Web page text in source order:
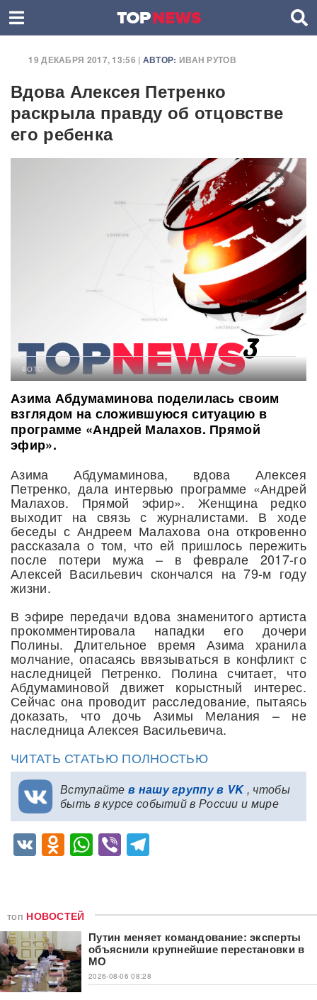
19 ДЕКАБРЯ 2017, 13:56 | АВТОР: ИВАН РУТОВ
Вдова Алексея Петренко
раскрыла правду об отцовстве
его ребенка
ФОТО:
Азима Абдумаминова поделилась своим
взглядом на сложившуюся ситуацию в
программе «Андрей Малахов. Прямой
эфир».
Азима Абдумаминова, вдова Алексея
Петренко, дала интервью программе «Андрей
Малахов. Прямой эфир». Женщина редко
выходит на связь с журналистами. В ходе
беседы с Андреем Малахова она откровенно
рассказала о том, что ей пришлось пережить
после потери мужа – в феврале 2017-го
Алексей Васильевич скончался на 79-м году
жизни.
В эфире передачи вдова знаменитого артиста
прокомментировала нападки его дочери
Полины. Длительное время Азима хранила
молчание, опасаясь ввязываться в конфликт с
наследницей Петренко. Полина считает, что
Абдумаминовой движет корыстный интерес.
Сейчас она проводит расследование, пытаясь
доказать, что дочь Азимы Мелания – не
наследница Алексея Васильевича.
ЧИТАТЬ СТАТЬЮ ПОЛНОСТЬЮ
Вступайте в нашу группу в VK, чтобы
быть в курсе событий в России и мире
VKOdnoklassniki
WhatsApp
Viber
топ НОВОСТЕЙ
Путин меняет командование: эксперты
объяснили крупнейшие перестановки в
МО
2026-08-06 08:28